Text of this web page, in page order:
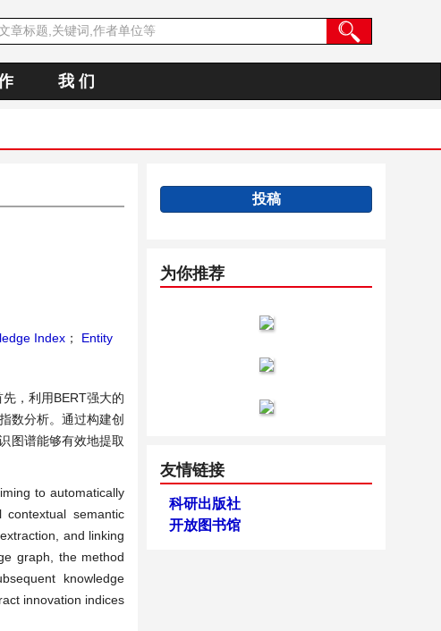
我 们
Index ；
Entity
，利用BERT强大的
数分析。通过构建创
图谱能够有效地提取
to automatically
semantic
and linking
graph, the method
knowledge
innovation indices
投稿
为你推荐
友情链接
科研出版社
开放图书馆